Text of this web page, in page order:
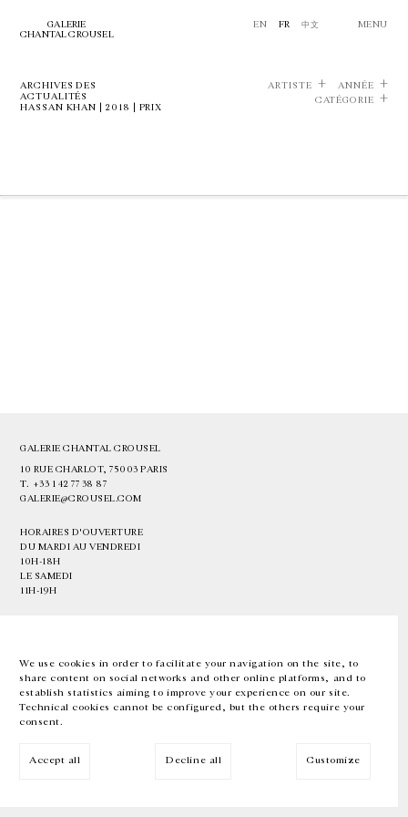
We use cookies in order to facilitate your navigation on the site, to
share content on social networks and other online platforms, and to
establish statistics aiming to improve your experience on our site.
Technical cookies cannot be configured, but the others require your
consent.
Accept all Decline all Customize
GALERIE
CHANTAL CROUSEL
EN FR 中文 MENU
ARCHIVES DES
ACTUALITÉS
HASSAN KHAN | 2018 | PRIX
ARTISTE
ANNÉE
CATÉGORIE
GALERIE CHANTAL CROUSEL
10 RUE CHARLOT, 75003 PARIS
T. +33 1 42 77 38 87
GALERIE@CROUSEL.COM
HORAIRES D'OUVERTURE
DU MARDI AU VENDREDI
10H-18H
LE SAMEDI
11H-19H
EN FR 中文 Facebook Instagram
Inscrivez-vous à notre newsletter